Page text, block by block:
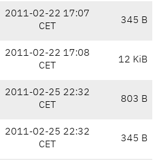
2011-02-22 17:07
CET
345 B
2011-02-22 17:08
CET
12 KiB
2011-02-25 22:32
CET
803 B
2011-02-25 22:32
CET
345 B